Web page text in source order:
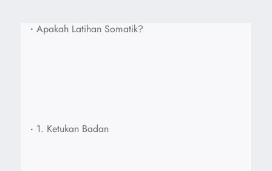
• Apakah Latihan Somatik?
• 1. Ketukan Badan